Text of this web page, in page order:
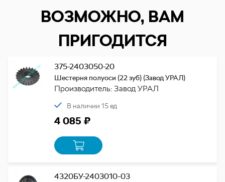
ВОЗМОЖНО, ВАМ
ПРИГОДИТСЯ
375-2403050-20
Шестерня полуоси (22 зуб) (Завод УРАЛ)
Производитель: Завод УРАЛ
В наличии 15 ед
4 085 ₽
4320БУ-2403010-03